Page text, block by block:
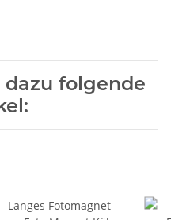
folgende